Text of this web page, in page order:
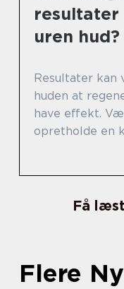
uren hud?
Resultater kan
huden at
have effekt.
opretholde en
Få
Flere